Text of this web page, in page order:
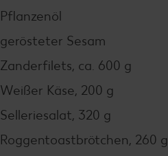
Pflanzenöl
gerösteter Sesam
Zanderfilets, ca. 600 g
Weißer Käse, 200 g
Selleriesalat, 320 g
Roggentoastbrötchen, 260 g